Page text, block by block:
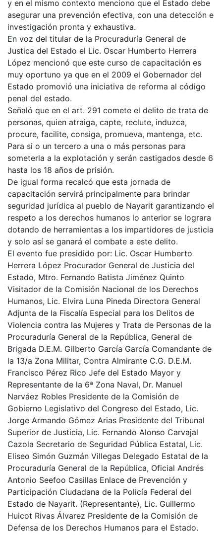
y en el mismo contexto menciono que el Estado debe
asegurar una prevención efectiva, con una detección e
investigación pronta y exhaustiva.
En voz del titular de la Procuraduría General de
Justica del Estado el Lic. Oscar Humberto Herrera
López mencionó que este curso de capacitación es
muy oportuno ya que en el 2009 el Gobernador del
Estado promovió una iniciativa de reforma al código
penal del estado.
Señaló que en el art. 291 comete el delito de trata de
personas, quien atraiga, capte, reclute, induzca,
procure, facilite, consiga, promueva, mantenga, etc.
Para si o un tercero a una o más personas para
someterla a la explotación y serán castigados desde 6
hasta los 18 años de prisión.
De igual forma recalcó que esta jornada de
capacitación servirá principalmente para brindar
seguridad jurídica al pueblo de Nayarit garantizando el
respeto a los derechos humanos lo anterior se lograra
dotando de herramientas a los impartidores de justicia
y solo así se ganará el combate a este delito.
El evento fue presidido por: Lic. Oscar Humberto
Herrera López Procurador General de Justicia del
Estado, Mtro. Fernando Batista Jiménez Quinto
Visitador de la Comisión Nacional de los Derechos
Humanos, Lic. Elvira Luna Pineda Directora General
Adjunta de la Fiscalía Especial para los Delitos de
Violencia contra las Mujeres y Trata de Personas de la
Procuraduría General de la República, General de
Brigada D.E.M. Gilberto García García Comandante de
la 13/a Zona Militar, Contra Almirante C.G. D.E.M.
Francisco Pérez Rico Jefe del Estado Mayor y
Representante de la 6ª Zona Naval, Dr. Manuel
Narváez Robles Presidente de la Comisión de
Gobierno Legislativo del Congreso del Estado, Lic.
Jorge Armando Gómez Arias Presidente del Tribunal
Superior de Justicia, Lic. Fernando Alonso Carvajal
Cazola Secretario de Seguridad Pública Estatal, Lic.
Eliseo Simón Guzmán Villegas Delegado Estatal de la
Procuraduría General de la República, Oficial Andrés
Antonio Seefoo Casillas Enlace de Prevención y
Participación Ciudadana de la Policía Federal del
Estado de Nayarit. (Representante), Lic. Guillermo
Huicot Rivas Álvarez Presidente de la Comisión de
Defensa de los Derechos Humanos para el Estado.